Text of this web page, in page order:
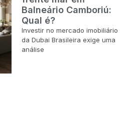
Balneário Camboriú:
Qual é?
Investir no mercado imobiliário
da Dubai Brasileira exige uma
análise